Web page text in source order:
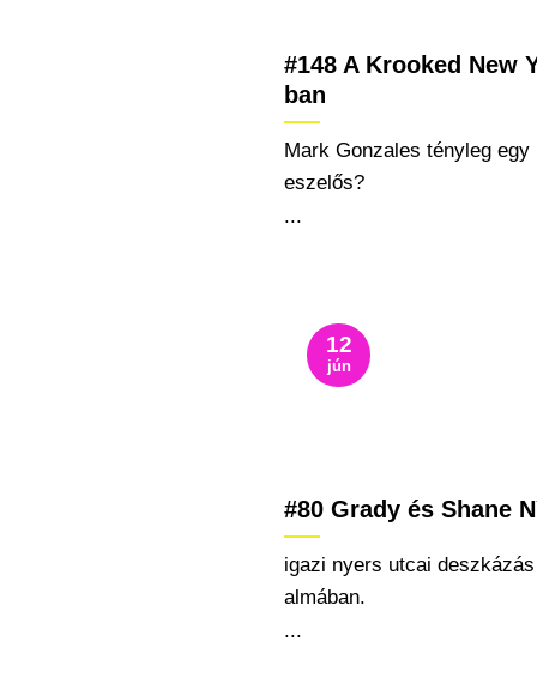
#148 A Krooked New
ban
Mark Gonzales tényleg egy
eszelős?
...
#80 Grady és Shane
igazi nyers utcai
almában.
...
12
jún